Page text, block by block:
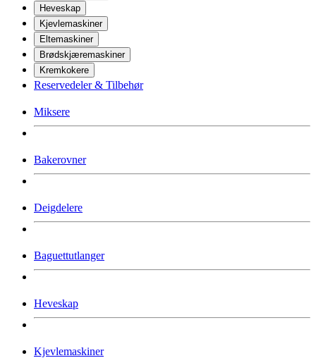
Heveskap
Kjevlemaskiner
Eltemaskiner
Brødskjæremaskiner
Kremkokere
Reservedeler & Tilbehør
Miksere
Bakerovner
Deigdelere
Baguettutlanger
Heveskap
Kjevlemaskiner